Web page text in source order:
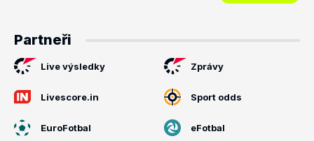
Partneři
Live výsledky Zprávy
Livescore.in Sport odds
EuroFotbal eFotbal